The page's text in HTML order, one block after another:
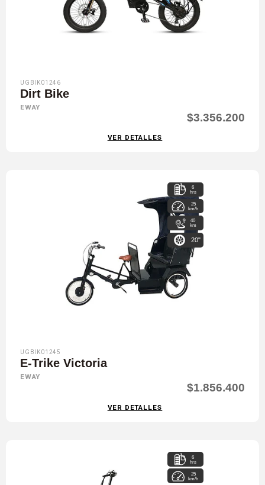
UGBIK01246
Dirt Bike
EWAY
$3.356.200
VER DETALLES
6
hrs
25
km/h
40
km
20"
UGBIK01245
E-Trike Victoria
EWAY
$1.856.400
VER DETALLES
6
hrs
25
km/h